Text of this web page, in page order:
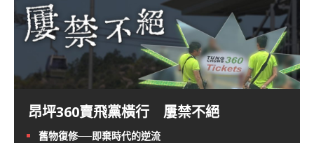
昂坪360賣飛黨橫行 屢禁不絕
舊物復修──即棄時代的逆流